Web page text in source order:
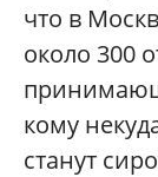
что в
около 300
кому
станут